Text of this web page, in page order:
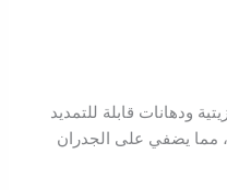
ودهانات قابلة للتمديد
مما يضفي على الجدران